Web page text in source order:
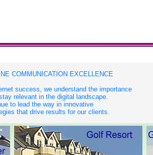
COMMUNICATION EXCELLENCE
success, we understand the importance
relevant in the digital landscape.
to lead the way in innovative
that drive results for our clients.